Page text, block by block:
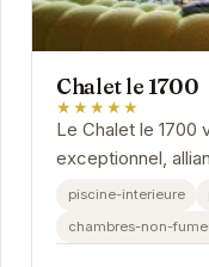
Chalet le 1700
★★★★★
Le Chalet le 1700
exceptionnel,
chalet de
piscine-interieure
chambres-non-